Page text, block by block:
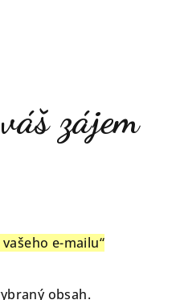
zájem
e-mailu“
obsah.